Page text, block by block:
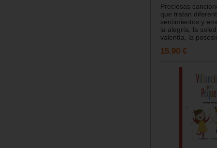
Preciosas
que tratan
sentimientos y
la alegría, la
valentía, la
15.90 €